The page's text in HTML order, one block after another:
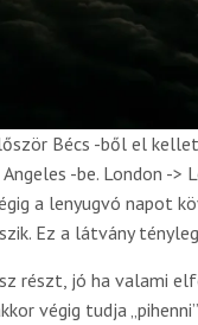
Bécs -ből el
-be. London ->
a lenyugvó napot
Ez a látvány
részt, jó ha valami
végig tudja